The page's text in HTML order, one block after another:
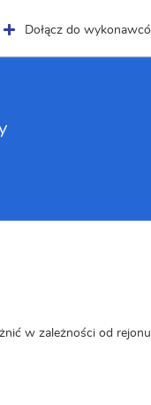
Dołącz do
w zależności od